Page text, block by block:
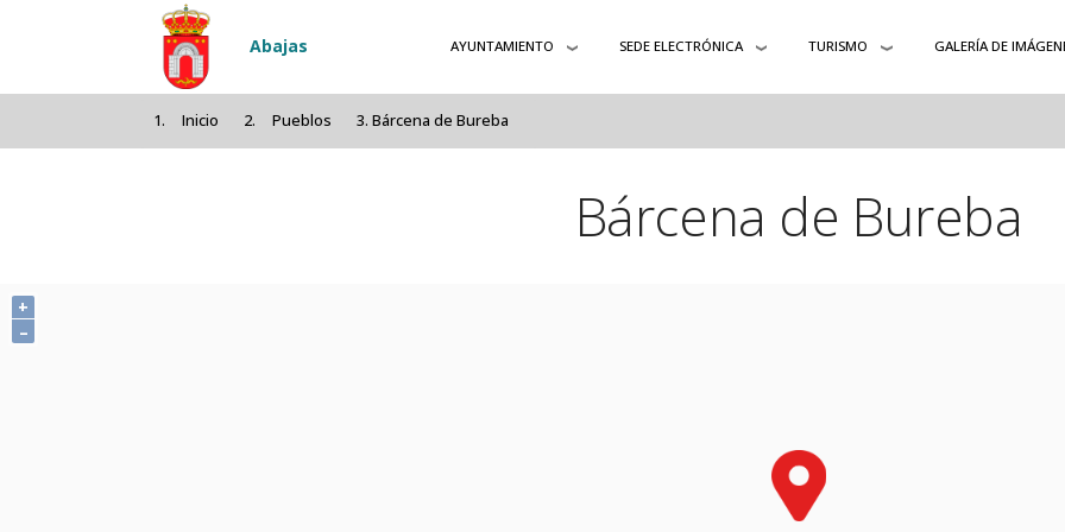
Pasar al contenido principal
Abajas AYUNTAMIENTO SEDE ELECTRÓNICA TURISMO GALERÍA DE
Inicio Pueblos Bárcena de Bureba
Bárcena de Bureba
+
–